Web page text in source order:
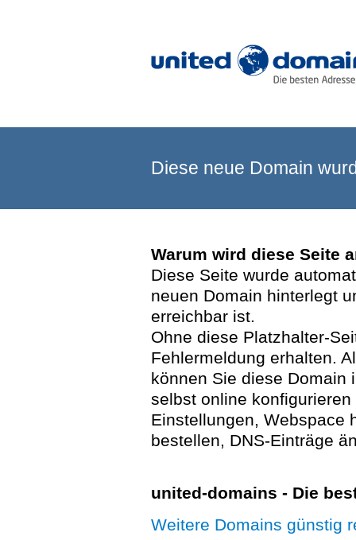
Diese neue Domain
Warum wird diese Seite
Diese Seite wurde
neuen Domain hinterlegt
erreichbar ist.
Ohne diese Platzhalter-
Fehlermeldung erhalten.
können Sie diese Domain
selbst online
Einstellungen, Webspace
bestellen, DNS-Einträge
united-domains - Die
Weitere Domains günstig